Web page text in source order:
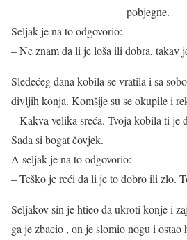
pobjegne.
Seljak je na to odgovorio:
– Ne znam da li je loša ili dobra, takav
Sledećeg dana kobila se vratila i sa
divljih konja. Komšije su se okupile i
– Kakva velika sreća. Tvoja kobila ti je
Sada si bogat čovjek.
A seljak je na to odgovorio:
– Teško je reći da li je to dobro ili zlo.
Seljakov sin je htieo da ukroti konje i
ga je zbacio , on je slomio nogu i